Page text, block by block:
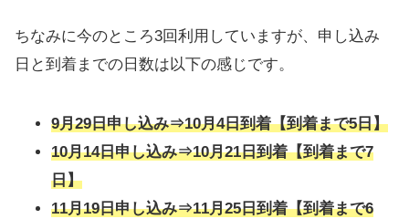
ちなみに今のところ3回利用していますが、申し込み
日と到着までの日数は以下の感じです。
9月29日申し込み⇒10月4日到着【到着まで5日】
10月14日申し込み⇒10月21日到着【到着まで7
日】
11月19日申し込み⇒11月25日到着【到着まで6